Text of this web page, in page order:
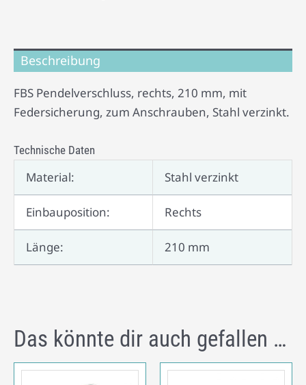
Beschreibung
FBS Pendelverschluss, rechts, 210 mm, mit
Federsicherung, zum Anschrauben, Stahl verzinkt.
Technische Daten
Material: Stahl verzinkt
Einbauposition: Rechts
Länge: 210 mm
Das könnte dir auch gefallen …